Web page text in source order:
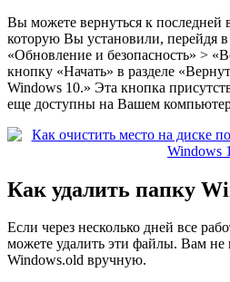
Вы можете вернуться к последней
которую Вы установили, перейдя
«Обновление и безопасность» >
кнопку «Начать» в разделе
Windows 10.» Эта кнопка
еще доступны на Вашем
Как удалить папку
Если через несколько дней все
можете удалить эти файлы. Вам не
Windows.old вручную.